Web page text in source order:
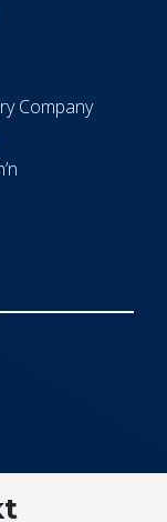
Company